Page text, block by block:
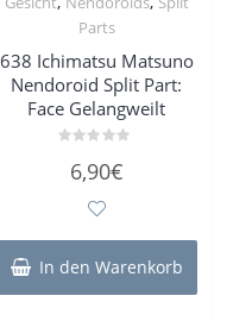
Parts
638 Ichimatsu Matsuno
Nendoroid Split Part:
Face Gelangweilt
mit6,90€
In den Warenkorb